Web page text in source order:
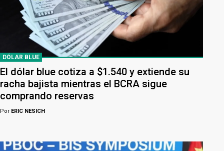
DÓLAR BLUE
El dólar blue cotiza a $1.540 y extiende su
racha bajista mientras el BCRA sigue
comprando reservas
Por ERIC NESICH